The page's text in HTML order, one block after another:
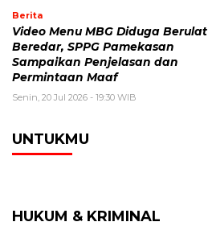
Berita
‎Video Menu MBG Diduga Berulat
Beredar, SPPG Pamekasan
Sampaikan Penjelasan dan
Permintaan Maaf
Senin, 20 Jul 2026 - 19:30 WIB
UNTUKMU
HUKUM & KRIMINAL